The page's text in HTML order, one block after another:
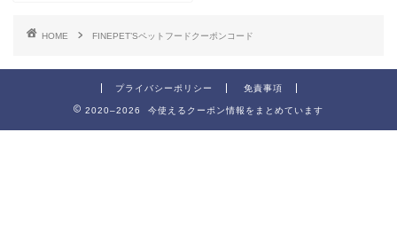
HOME FINEPET’Sペットフードクーポンコード
プライバシーポリシー 免責事項
2020–2026 今使えるクーポン情報をまとめています